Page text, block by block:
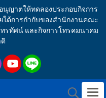
นุญาตให้ทดลองประกอบกิจการ
ใต้การกำกับของสำนักงานคณะ
ทรทัศน์ และกิจการโทรคมนาคม